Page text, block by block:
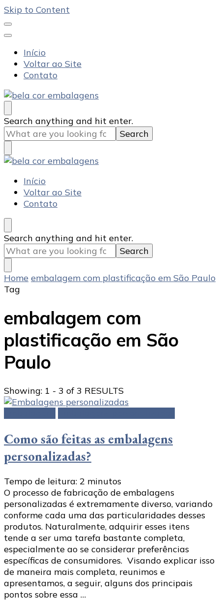
Skip to Content
Início
Voltar ao Site
Contato
Bela Cor Embalagens
Blog
Looking
for
Something?
Search anything and hit enter.
Bela Cor Embalagens
Blog
Início
Voltar ao Site
Contato
Looking
for
Something?
Search anything and hit enter.
Home embalagem com plastificação em São Paulo
Tag
embalagem com
plastificação em São
Paulo
Showing: 1 - 3 of 3 RESULTS
Como são feitas as embalagens
personalizadas?
Tempo de leitura: 2 minutos
O processo de fabricação de embalagens
personalizadas é extremamente diverso, variando
conforme cada uma das particularidades desses
produtos. Naturalmente, adquirir esses itens
tende a ser uma tarefa bastante completa,
especialmente ao se considerar preferências
específicas de consumidores. Visando explicar isso
de maneira mais completa, reunimos e
apresentamos, a seguir, alguns dos principais
pontos sobre essa …